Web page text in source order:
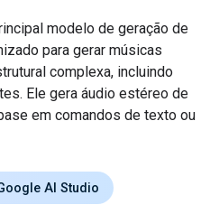
modelo de geração de
para gerar músicas
complexa, incluindo
Ele gera áudio estéreo de
em comandos de texto ou
AI Studio